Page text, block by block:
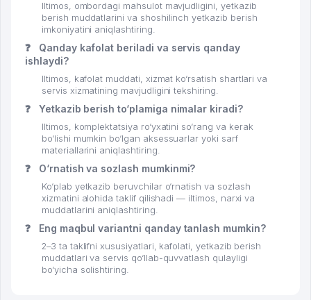
Iltimos, ombordagi mahsulot mavjudligini, yetkazib
berish muddatlarini va shoshilinch yetkazib berish
imkoniyatini aniqlashtiring.
❓
Qanday kafolat beriladi va servis qanday
ishlaydi?
Iltimos, kafolat muddati, xizmat ko‘rsatish shartlari va
servis xizmatining mavjudligini tekshiring.
❓ Yetkazib berish to‘plamiga nimalar kiradi?
Iltimos, komplektatsiya ro‘yxatini so‘rang va kerak
bo‘lishi mumkin bo‘lgan aksessuarlar yoki sarf
materiallarini aniqlashtiring.
❓ O‘rnatish va sozlash mumkinmi?
Ko‘plab yetkazib beruvchilar o‘rnatish va sozlash
xizmatini alohida taklif qilishadi — iltimos, narxi va
muddatlarini aniqlashtiring.
❓ Eng maqbul variantni qanday tanlash mumkin?
2–3 ta taklifni xususiyatlari, kafolati, yetkazib berish
muddatlari va servis qo‘llab-quvvatlash qulayligi
bo‘yicha solishtiring.